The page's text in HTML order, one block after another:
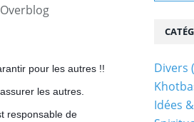
pour les autres !!
les autres.
responsable de
Divers
Idées